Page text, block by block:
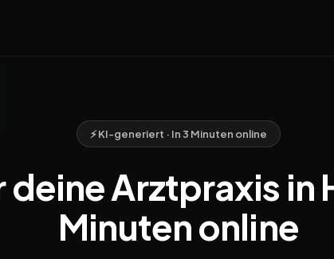
⚡ KI-generiert · In 3 Minuten online
Arztpraxis in
Minuten online